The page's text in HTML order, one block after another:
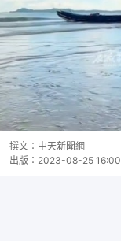
撰文： 中天新聞網
出版： 2023-08-25 16:00